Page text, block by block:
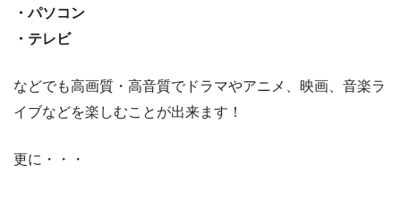
・パソコン
・テレビ
などでも高画質・高音質でドラマやアニメ、映画、音楽ラ
イブなどを楽しむことが出来ます！
更に・・・